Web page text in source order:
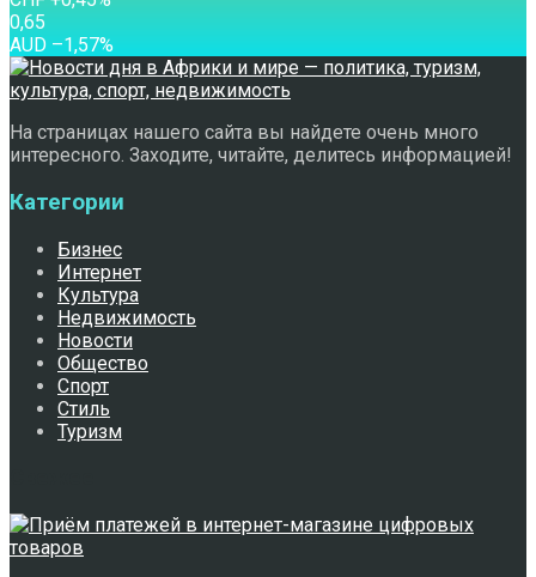
0,65
AUD –1,57%
На страницах нашего сайта вы найдете очень много
интересного. Заходите, читайте, делитесь информацией!
Категории
Бизнес
Интернет
Культура
Недвижимость
Новости
Общество
Спорт
Стиль
Туризм